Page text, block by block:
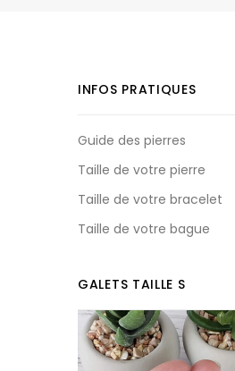
INFOS PRATIQUES
Guide des pierres
Taille de votre pierre
Taille de votre bracelet
Taille de votre bague
GALETS TAILLE S